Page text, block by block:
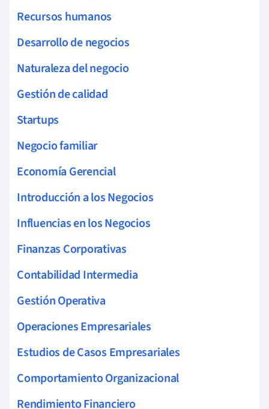
Recursos humanos
Desarrollo de negocios
Naturaleza del negocio
Gestión de calidad
Startups
Negocio familiar
Economía Gerencial
Introducción a los Negocios
Influencias en los Negocios
Finanzas Corporativas
Contabilidad Intermedia
Gestión Operativa
Operaciones Empresariales
Estudios de Casos Empresariales
Comportamiento Organizacional
Rendimiento Financiero